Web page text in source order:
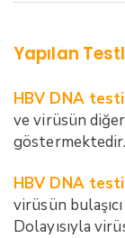
Yapılan
HBV DNA
ve virüsün diğer
göstermektedir.
HBV DNA testi
virüsün
Dolayısıyla